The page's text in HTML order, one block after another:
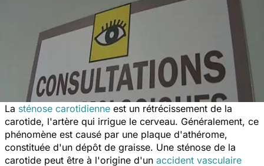
La sténose carotidienne est un rétrécissement de la
carotide, l'artère qui irrigue le cerveau. Généralement, ce
phénomène est causé par une plaque d'athérome,
constituée d'un dépôt de graisse. Une sténose de la
carotide peut être à l'origine d'un accident vasculaire